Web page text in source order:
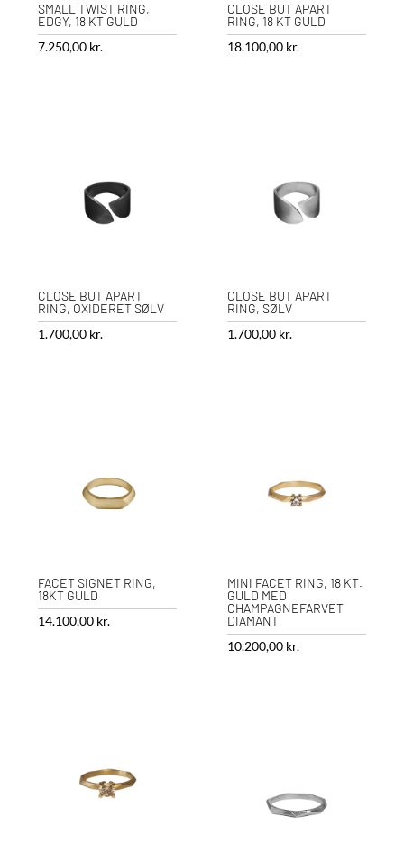
SMALL TWIST RING,
EDGY, 18 KT GULD
7.250,00 kr.
CLOSE BUT APART
RING, 18 KT GULD
18.100,00 kr.
CLOSE BUT APART
RING, OXIDERET SØLV
1.700,00 kr.
CLOSE BUT APART
RING, SØLV
1.700,00 kr.
FACET SIGNET RING,
18KT GULD
14.100,00 kr.
MINI FACET RING, 18 KT.
GULD MED
CHAMPAGNEFARVET
DIAMANT
10.200,00 kr.